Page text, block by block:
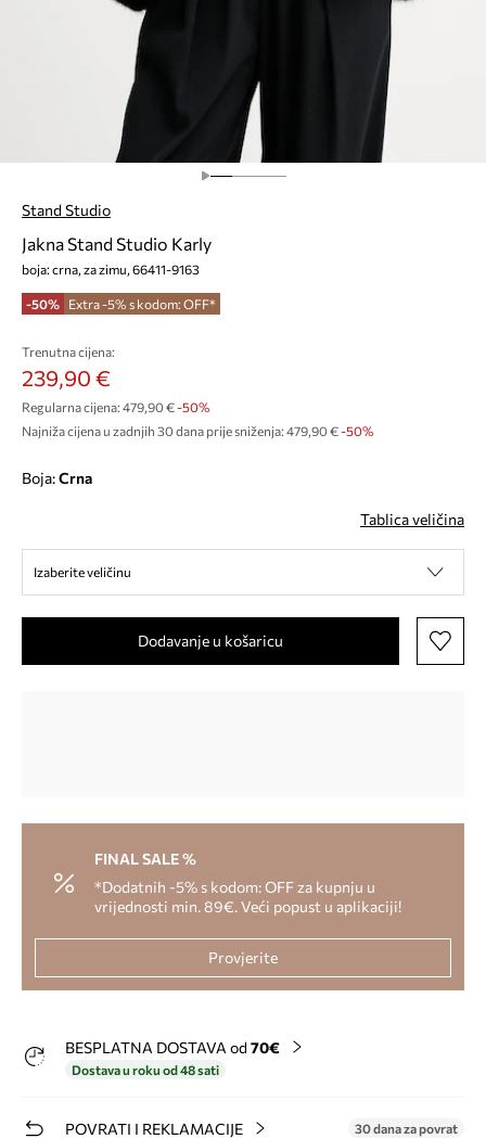
Stand Studio
Jakna Stand Studio Karly
boja: crna, za zimu, 66411-9163
-50% Extra -5% s kodom: OFF*
Trenutna cijena:
239,90 €
Regularna cijena: 479,90 €-50%
Najniža cijena u zadnjih 30 dana prije sniženja: 479,90 € -50%
Boja: crna
Tablica veličina
Izaberite veličinu
Dodavanje u košaricu
FINAL SALE %
*Dodatnih -5% s kodom: OFF za kupnju u
vrijednosti min. 89€. Veći popust u aplikaciji!
Provjerite
BESPLATNA DOSTAVA od 70€
Dostava u roku od 48 sati
POVRATI I REKLAMACIJE 30 dana za povrat